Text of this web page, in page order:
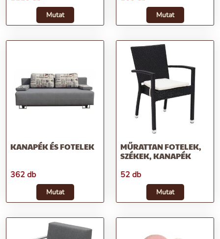
Mutat Mutat
KANAPÉK ÉS FOTELEK
362 db
Mutat
MŰRATTAN FOTELEK,
SZÉKEK, KANAPÉK
52 db
Mutat